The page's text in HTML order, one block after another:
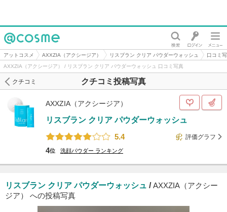
@cosme
アットコスメ AXXZIA（アクシージア） リスブラン クリア パウダーウォッシュ
口コミ
AXXZIA（アクシージア） / リスブラン クリア パウダーウォッシュ 口コミ写真
クチコミ投稿写真
クチコミ
AXXZIA（アクシージア）
リスブラン クリア パウダーウォッシュ
5.4
評価グラフ
4位 洗顔パウダー ランキング
リスブラン クリア パウダーウォッシュ /AXXZIA（アクシー
ジア） への投稿写真